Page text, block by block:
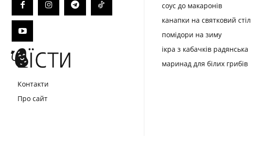
Контакти
Про сайт
соус до макаронів
канапки на святковий стіл
помідори на зиму
ікра з кабачків радянська
маринад для білих грибів